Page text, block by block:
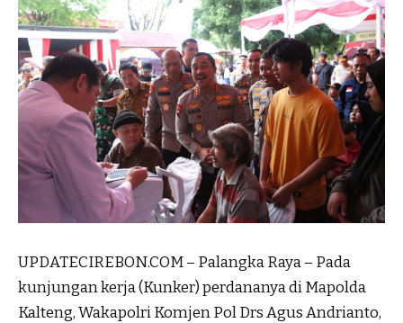
UPDATECIREBON.COM – Palangka Raya – Pada
kunjungan kerja (Kunker) perdananya di Mapolda
Kalteng, Wakapolri Komjen Pol Drs Agus Andrianto,